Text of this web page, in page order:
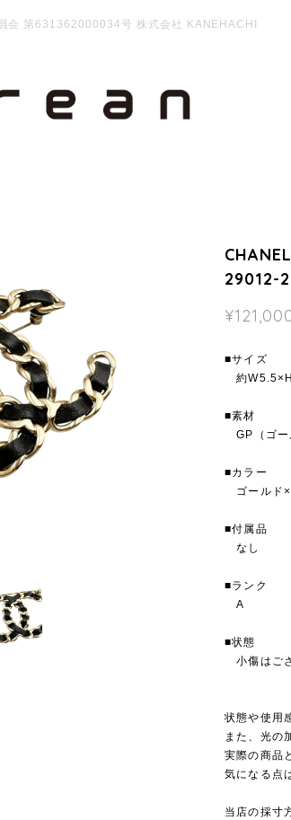
会 第631362000034号 株式会社 KANEHACHI
29012-
■サイズ
約
■素材
GP（ゴー
■カラー
ゴールド
■付属品
なし
■ランク
A
■状態
小傷はご
状態や使用
また、光の
実際の商品
気になる点
当店の採寸